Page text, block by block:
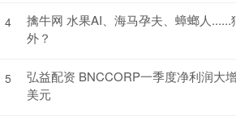
4
擒牛网 水果AI、海马孕夫、蟑螂人
外？
5
弘益配资 BNCCORP一季度净利润大
美元